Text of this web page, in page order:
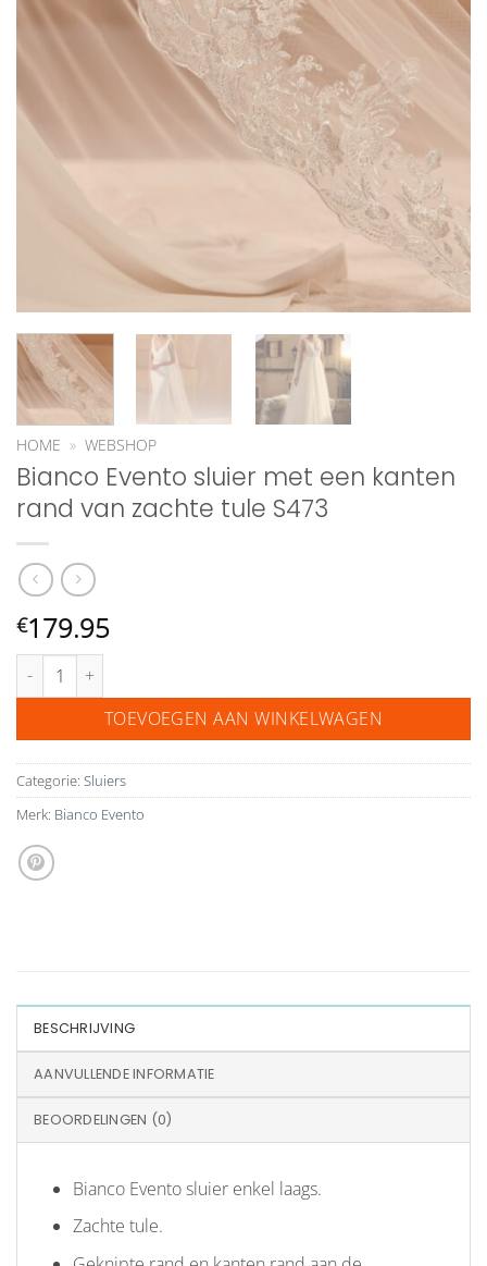
HOME » WEBSHOP
Bianco Evento sluier met een kanten
rand van zachte tule S473
€179.95
Bianco Evento sluier met een kanten rand van zachte tule S473
TOEVOEGEN AAN WINKELWAGEN
Categorie: Sluiers
Merk: Bianco Evento
BESCHRIJVING
AANVULLENDE INFORMATIE
BEOORDELINGEN (0)
Bianco Evento sluier enkel laags.
Zachte tule.